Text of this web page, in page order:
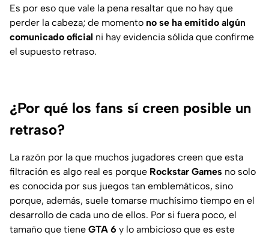
Es por eso que vale la pena resaltar que no hay que
perder la cabeza; de momento no se ha emitido algún
comunicado oficial ni hay evidencia sólida que confirme
el supuesto retraso.
¿Por qué los fans sí creen posible un
retraso?
La razón por la que muchos jugadores creen que esta
filtración es algo real es porque Rockstar Games no solo
es conocida por sus juegos tan emblemáticos, sino
porque, además, suele tomarse muchísimo tiempo en el
desarrollo de cada uno de ellos. Por si fuera poco, el
tamaño que tiene GTA 6 y lo ambicioso que es este